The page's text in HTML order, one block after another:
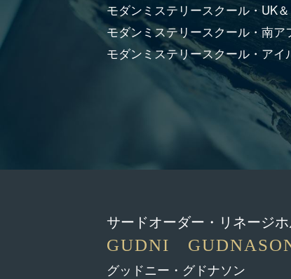
モダンミステリースクール・UK
モダンミステリースクール・南ア
モダンミステリースクール・アイ
サードオーダー・リネー
GUDNI
グッドニー・グドナソン